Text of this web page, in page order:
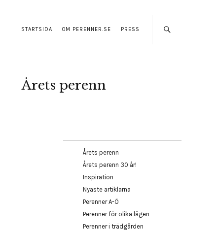
STARTSIDA OM PERENNER.SE PRESS
Årets perenn
Årets perenn
Årets perenn 30 år!
Inspiration
Nyaste artiklarna
Perenner A-Ö
Perenner för olika lägen
Perenner i trädgården